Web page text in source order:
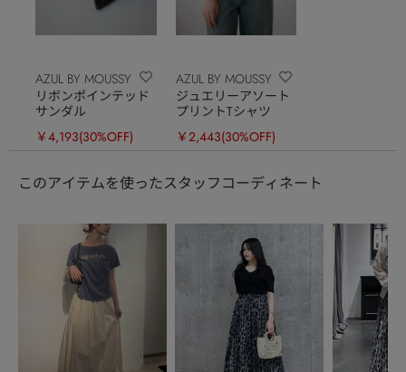
AZUL BY MOUSSY
リボンポインテッド
サンダル
￥4,193(30%OFF)
AZUL BY MOUSSY
ジュエリーアソート
プリントTシャツ
￥2,443(30%OFF)
このアイテムを使ったスタッフコーディネート